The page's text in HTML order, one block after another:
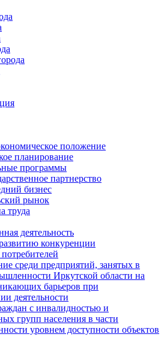
положение
планирование
программы
партнерство
бизнес
рынок
труда
деятельность
конкуренции
среди предприятий, занятых в
Иркутской области на
барьеров при
деятельности
с инвалидностью и
групп населения в части
уровнем доступности объектов